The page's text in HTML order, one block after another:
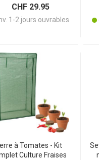
CHF 29.95
1-2 jours ouvrables
à Tomates - Kit
Culture Fraises